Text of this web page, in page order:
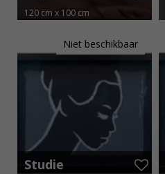
120 cm x 100 cm
Niet beschikbaar
Studie